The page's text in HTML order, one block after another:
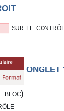
sur le
ONGLET
bloc)